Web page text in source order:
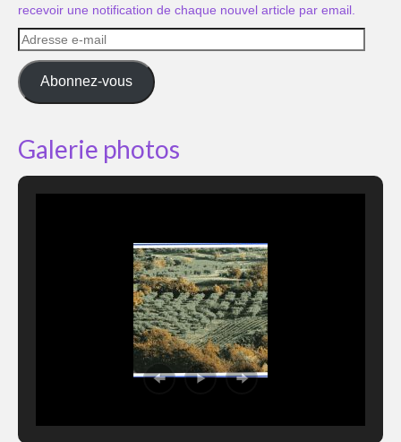
recevoir une notification de chaque nouvel article par email.
Adresse
e-
mail
Abonnez-vous
Galerie photos